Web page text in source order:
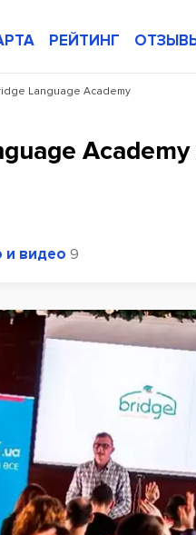
РЕЙТИНГ
Language Academy
и видео 9